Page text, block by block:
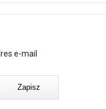
e-mail